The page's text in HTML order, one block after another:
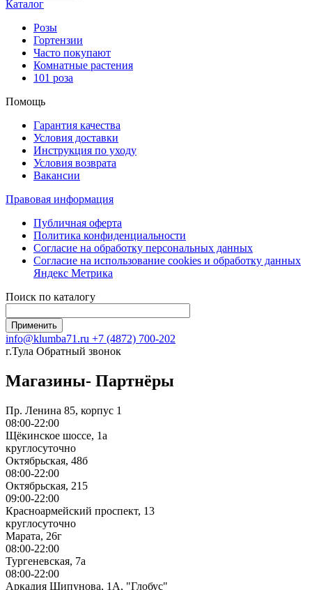
Каталог
Розы
Гортензии
Часто покупают
Комнатные растения
101 роза
Помощь
Гарантия качества
Условия доставки
Инструкция по уходу
Условия возврата
Вакансии
Правовая информация
Публичная оферта
Политика конфиденциальности
Согласие на обработку персональных данных
Согласие на использование сookies и обработку данных
Яндекс Метрика
Поиск по каталогу
info@klumba71.ru +7 (4872) 700-202
г.Тула Обратный звонок
Магазины- Партнёры
Пр. Ленина 85, корпус 1
08:00-22:00
Щёкинское шоссе, 1а
круглосуточно
Октябрьская, 48б
08:00-22:00
Октябрьская, 215
09:00-22:00
Красноармейский проспект, 13
круглосуточно
Марата, 26г
08:00-22:00
Тургеневская, 7а
08:00-22:00
Аркадия Шипунова, 1А, "Глобус"